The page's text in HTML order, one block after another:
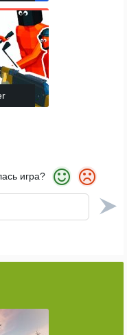
игра?